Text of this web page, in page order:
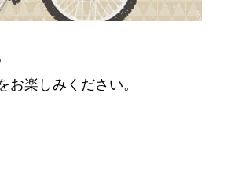
楽しみください。